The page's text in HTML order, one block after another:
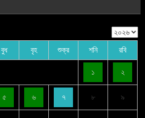
বুধ বৃহ শুক্র শনি রবি
১ ২
৫ ৬ ৭ ৮ ৯